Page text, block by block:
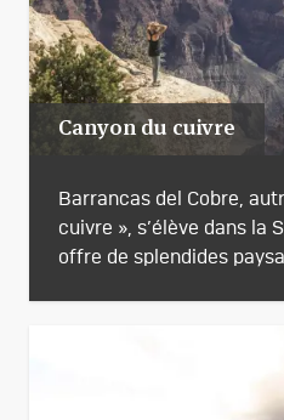
Canyon du cuivre
Barrancas del Cobre,
cuivre », s’élève dans la
offre de splendides